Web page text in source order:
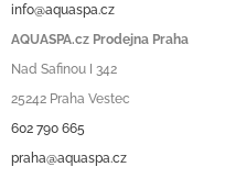
info@aquaspa.cz
AQUASPA.cz Prodejna Praha
Nad Safinou I 342
25242 Praha Vestec
602 790 665
praha@aquaspa.cz